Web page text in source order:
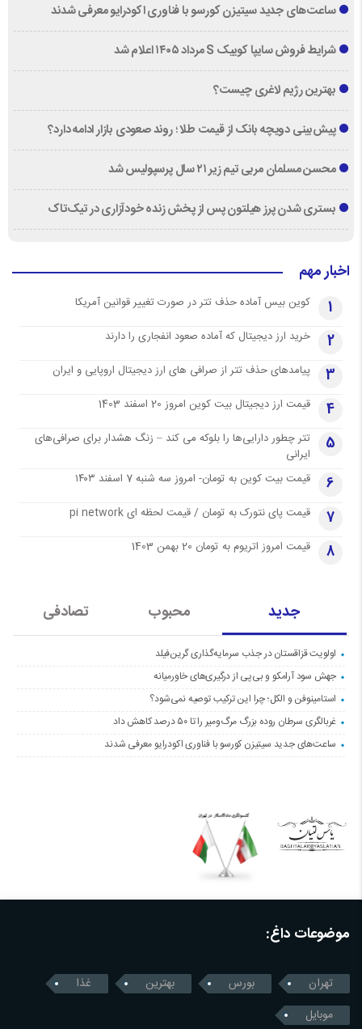
ساعت‌های جدید سیتیزن کورسو با فناوری اکودرایو معرفی شدند
شرایط فروش سایپا کوییک S مرداد ۱۴۰۵ اعلام شد
بهترین رژیم لاغری چیست؟
پیش‌بینی دویچه‌ بانک از قیمت طلا ؛ روند صعودی بازار ادامه دارد؟
محسن مسلمان مربی تیم زیر ۲۱ سال پرسپولیس شد
بستری شدن پرز هیلتون پس از پخش زنده خودآزاری در تیک‌تاک
اخبار مهم
1 کوین بیس آماده حذف تتر در صورت تغییر قوانین آمریکا
2 خرید ارز دیجیتال که آماده صعود انفجاری را دارند
3 پیامدهای حذف تتر از صرافی های ارز دیجیتال اروپایی و ایران
4 قیمت ارز دیجیتال بیت کوین امروز 20 اسفند 1403
5
تتر چطور دارایی‌ها را بلوکه می کند – زنگ هشدار برای صرافی‌های
ایرانی
6 قیمت بیت کوین به تومان- امروز سه شنبه 7 اسفند ۱۴۰۳
7 قیمت پای نتورک به تومان / قیمت لحظه ای pi network
8 قیمت امروز اتریوم به تومان 20 بهمن 1403
جدید محبوب تصادفی
اولویت قزاقستان در جذب سرمایه‌گذاری گرین‌فیلد
جهش سود آرامکو و بی‌پی از درگیری‌های خاورمیانه
استامینوفن و الکل؛ چرا این ترکیب توصیه نمی‌شود؟
غربالگری سرطان روده بزرگ مرگ‌ومیر را تا ۵۰ درصد کاهش داد
ساعت‌های جدید سیتیزن کورسو با فناوری اکودرایو معرفی شدند
موضوعات داغ:
تهران بورس بهترین
غذا
موبایل